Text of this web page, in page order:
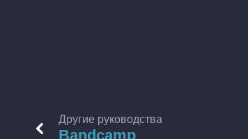
Другие руководства
Bandcamp